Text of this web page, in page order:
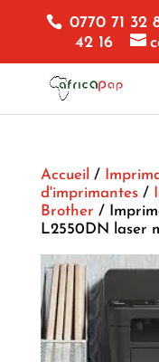
0770 71 32
42 16
Accueil /
d'imprimantes/
Brother /
L2550DN laser